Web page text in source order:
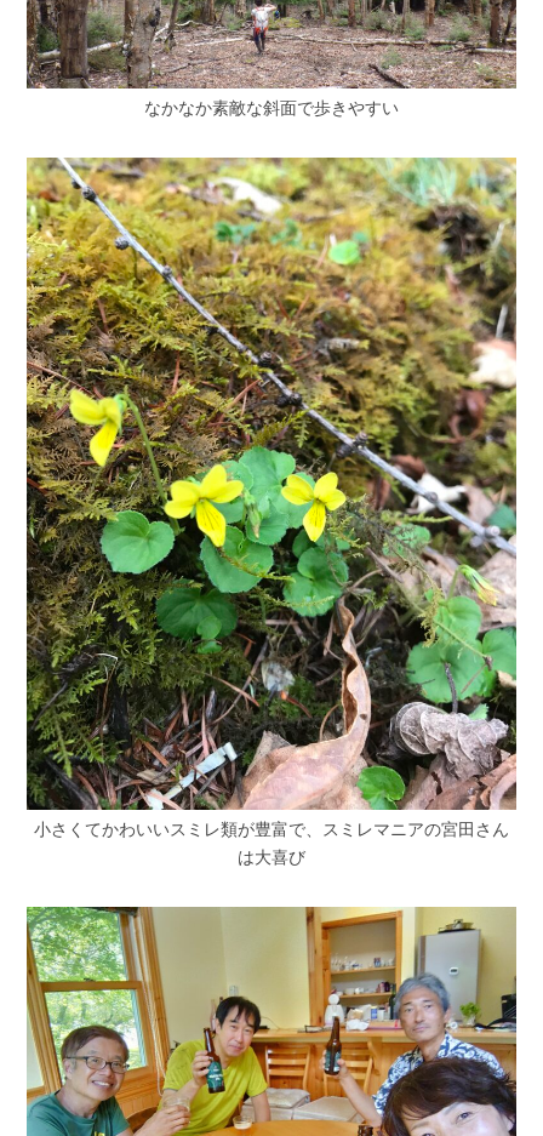
なかなか素敵な斜面で歩きやすい
小さくてかわいいスミレ類が豊富で、スミレマニアの宮田さん
は大喜び